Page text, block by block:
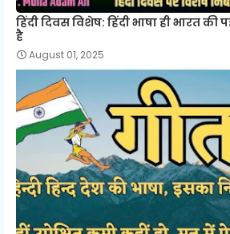
हिंदी दिवस विशेष: हिंदी भाषा ही भारत
है
August 01, 2025